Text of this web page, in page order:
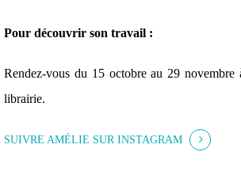
Pour découvrir son travail :
Rendez-vous du 15 octobre au 29
librairie.
SUIVRE AMÉLIE SUR INSTAGRAM